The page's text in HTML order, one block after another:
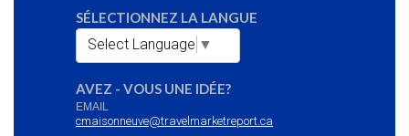
SÉLECTIONNEZ LA LANGUE
Select Language ▼
AVEZ - VOUS UNE IDÉE?
EMAIL
cmaisonneuve@travelmarketreport.ca